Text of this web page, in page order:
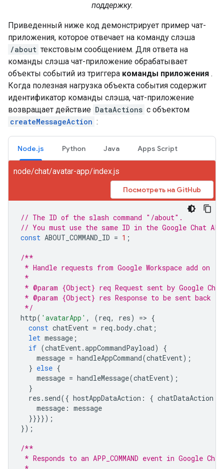
поддержку.
Приведенный ниже код демонстрирует пример чат-
приложения, которое отвечает на команду слэша
/about текстовым сообщением. Для ответа на
команды слэша чат-приложение обрабатывает
объекты событий из триггера команды приложения .
Когда полезная нагрузка объекта события содержит
идентификатор команды слэша, чат-приложение
возвращает действие DataActions с объектом
createMessageAction :
Node.js Python Java Apps Script
node/chat/avatar-app/index.js
Посмотреть на GitHub
// The ID of the slash command "/about".
// You must use the same ID in the Google Chat
const ABOUT_COMMAND_ID = 1 ;
/**
* Handle requests from Google Workspace add on
*
* @param {Object} req Request sent by Google Chat
* @param {Object} res Response to be sent back to
*/
http( 'avatarApp' , (req, res) => {
const chatEvent = req .body.chat ;
let message ;
if (chatEvent.appCommandPayload)
{
message = handleAppCommand(chatEvent);
} else {
message = handleMessage(chatEvent);
}
res . send({ hostAppDataAction : { chatDataAction
message : message
}}}});
});
/**
* Responds to an APP_COMMAND event in Google